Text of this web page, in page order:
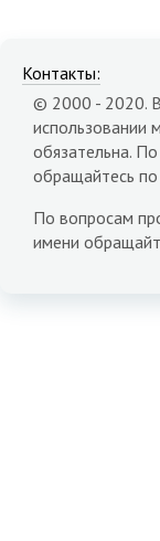
Контакты:
© 2000 - 2020.
использовании
обязательна.
обращайтесь
По вопросам
имени